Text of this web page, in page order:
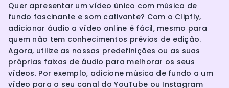
Quer apresentar um vídeo único com música de
fundo fascinante e som cativante? Com o Clipfly,
adicionar áudio a vídeo online é fácil, mesmo para
quem não tem conhecimentos prévios de edição.
Agora, utilize as nossas predefinições ou as suas
próprias faixas de áudio para melhorar os seus
vídeos. Por exemplo, adicione música de fundo a um
vídeo para o seu canal do YouTube ou Instagram